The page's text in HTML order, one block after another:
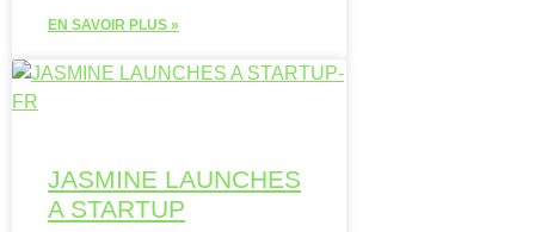
EN SAVOIR PLUS »
JASMINE LAUNCHES
A STARTUP